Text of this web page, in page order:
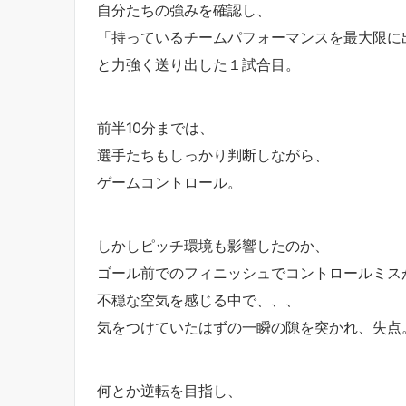
自分たちの強みを確認し、
「持っているチームパフォーマンスを最大限に
と力強く送り出した１試合目。
前半10分までは、
選手たちもしっかり判断しながら、
ゲームコントロール。
しかしピッチ環境も影響したのか、
ゴール前でのフィニッシュでコントロールミス
不穏な空気を感じる中で、、、
気をつけていたはずの一瞬の隙を突かれ、失点。
何とか逆転を目指し、